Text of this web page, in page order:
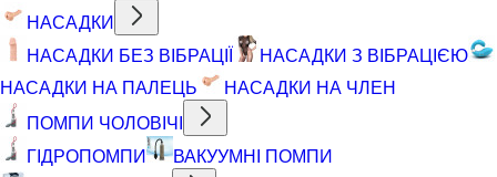
НАСАДКИ
НАСАДКИ БЕЗ ВІБРАЦІЇ
НАСАДКИ З ВІБРАЦІЄЮ
НАСАДКИ НА ПАЛЕЦЬ
НАСАДКИ НА ЧЛЕН
ПОМПИ ЧОЛОВІЧІ
ГІДРОПОМПИ
ВАКУУМНІ ПОМПИ